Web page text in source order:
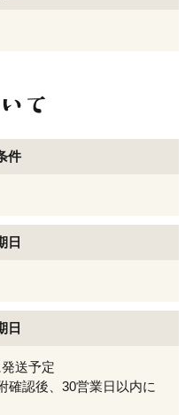
件
日
日
送予定
確認後、30営業日以内に